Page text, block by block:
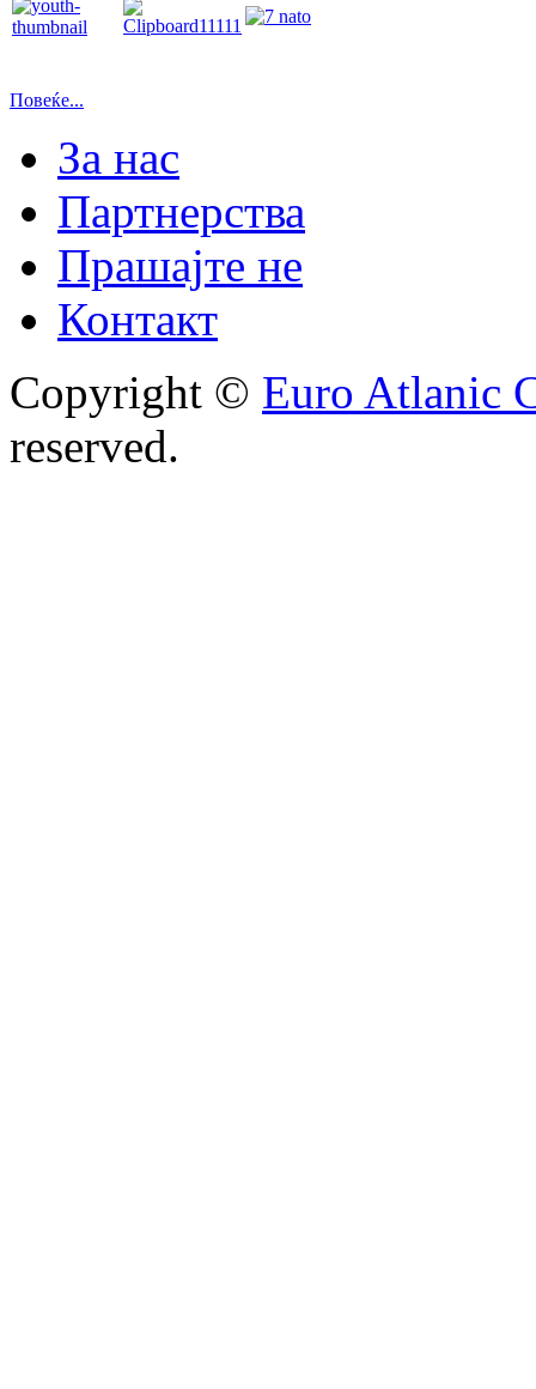
Повеќе...
За нас
Партнерства
Прашајте не
Контакт
Copyright © Euro Atlanic
reserved.